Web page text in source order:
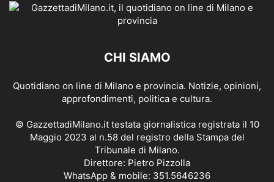
CHI SIAMO
Quotidiano on line di Milano e provincia. Notizie, opinioni,
approfondimenti, politica e cultura.
© GazzettadiMilano.it testata giornalistica registrata il 10
Maggio 2023 al n.58 del registro della Stampa del
Tribunale di Milano.
Direttore: Pietro Pizzolla
WhatsApp & mobile: 351.5646236